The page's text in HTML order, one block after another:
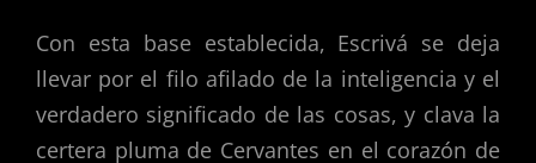
Con esta base establecida, Escrivá se deja
llevar por el filo afilado de la inteligencia y el
verdadero significado de las cosas, y clava la
certera pluma de Cervantes en el corazón de